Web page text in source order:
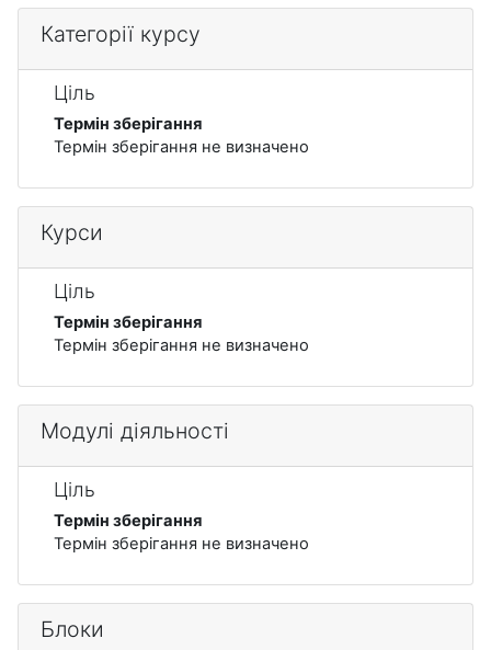
Категорії курсу
Ціль
Термін зберігання
Термін зберігання не визначено
Курси
Ціль
Термін зберігання
Термін зберігання не визначено
Модулі діяльності
Ціль
Термін зберігання
Термін зберігання не визначено
Блоки